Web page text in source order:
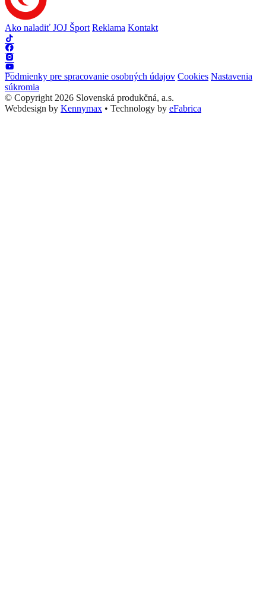
Ako naladiť JOJ Šport Reklama Kontakt
Podmienky pre spracovanie osobných údajov Cookies Nastavenia
súkromia
© Copyright 2026 Slovenská produkčná, a.s.
Webdesign by Kennymax • Technology by eFabrica